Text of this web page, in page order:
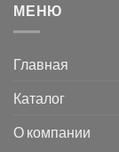
МЕНЮ
Главная
Каталог
О компании